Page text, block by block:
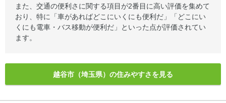
また、交通の便利さに関する項目が2番目に高い評価を集めて
おり、特に「車があればどこにいくにも便利だ」「どこにい
くにも電車・バス移動が便利だ」といった点が評価されてい
ます。
越谷市（埼玉県）の住みやすさを見る